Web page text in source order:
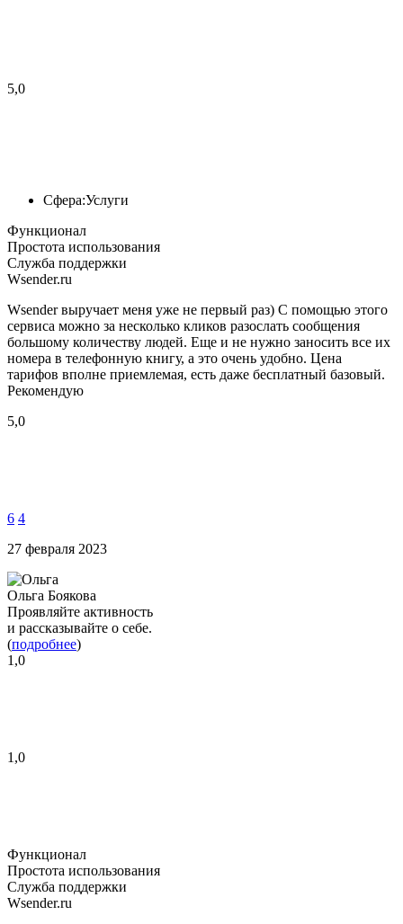
5,0
Сфера:Услуги
Функционал
Простота использования
Служба поддержки
Wsender.ru
Wsender выручает меня уже не первый раз) С помощью этого
сервиса можно за несколько кликов разослать сообщения
большому количеству людей. Еще и не нужно заносить все их
номера в телефонную книгу, а это очень удобно. Цена
тарифов вполне приемлемая, есть даже бесплатный базовый.
Рекомендую
5,0
6 4
27 февраля 2023
Ольга Боякова
Проявляйте активность
и рассказывайте о себе.
(подробнее)
1,0
1,0
Функционал
Простота использования
Служба поддержки
Wsender.ru